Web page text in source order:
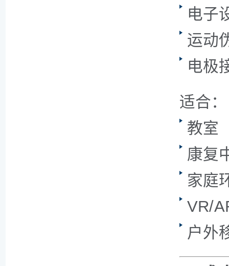
电子
运动
电极
适合：
教室
康复
家庭
VR/
户外